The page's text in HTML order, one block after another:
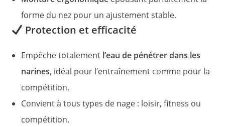
forme du nez pour un ajustement stable.
Protection et efficacité
Empêche totalement l’eau de pénétrer dans les
narines, idéal pour l’entraînement comme pour la
compétition.
Convient à tous types de nage : loisir, fitness ou
compétition.